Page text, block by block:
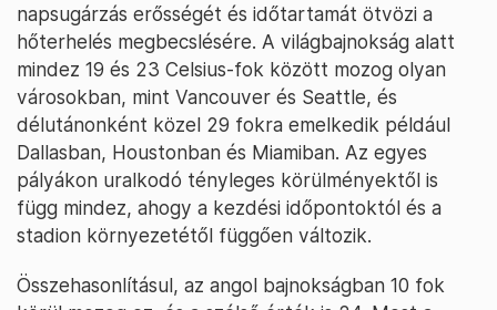
napsugárzás erősségét és időtartamát ötvözi a
hőterhelés megbecslésére. A világbajnokság alatt
mindez 19 és 23 Celsius-fok között mozog olyan
városokban, mint Vancouver és Seattle, és
délutánonként közel 29 fokra emelkedik például
Dallasban, Houstonban és Miamiban. Az egyes
pályákon uralkodó tényleges körülményektől is
függ mindez, ahogy a kezdési időpontoktól és a
stadion környezetétől függően változik.
Összehasonlításul, az angol bajnokságban 10 fok